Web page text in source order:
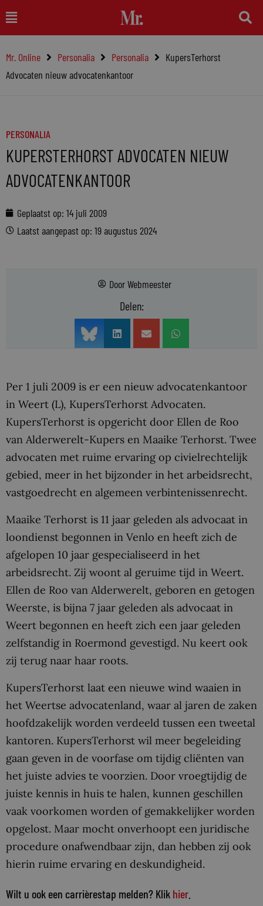
naar
inhoud
Main
Menu
Mr. Online Personalia Personalia
KupersTerhorst
Advocaten nieuw advocatenkantoor
PERSONALIA
KUPERSTERHORST ADVOCATEN NIEUW
ADVOCATENKANTOOR
Geplaatst op: 14 juli 2009
Laatst aangepast op: 19 augustus 2024
DoorWebmeester
Delen:
Per 1 juli 2009 is er een nieuw advocatenkantoor
in Weert (L), KupersTerhorst Advocaten.
KupersTerhorst is opgericht door Ellen de Roo
van Alderwerelt-Kupers en Maaike Terhorst. Twee
advocaten met ruime ervaring op civielrechtelijk
gebied, meer in het bijzonder in het arbeidsrecht,
vastgoedrecht en algemeen verbintenissenrecht.
Maaike Terhorst is 11 jaar geleden als advocaat in
loondienst begonnen in Venlo en heeft zich de
afgelopen 10 jaar gespecialiseerd in het
arbeidsrecht. Zij woont al geruime tijd in Weert.
Ellen de Roo van Alderwerelt, geboren en getogen
Weerste, is bijna 7 jaar geleden als advocaat in
Weert begonnen en heeft zich een jaar geleden
zelfstandig in Roermond gevestigd. Nu keert ook
zij terug naar haar roots.
KupersTerhorst laat een nieuwe wind waaien in
het Weertse advocatenland, waar al jaren de zaken
hoofdzakelijk worden verdeeld tussen een tweetal
kantoren. KupersTerhorst wil meer begeleiding
gaan geven in de voorfase om tijdig cliënten van
het juiste advies te voorzien. Door vroegtijdig de
juiste kennis in huis te halen, kunnen geschillen
vaak voorkomen worden of gemakkelijker worden
opgelost. Maar mocht onverhoopt een juridische
procedure onafwendbaar zijn, dan hebben zij ook
hierin ruime ervaring en deskundigheid.
Wilt u ook een carrièrestap melden? Klik hier